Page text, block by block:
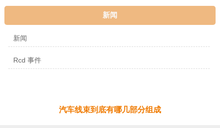
新闻
新闻
Rcd 事件
汽车线束到底有哪几部分组成